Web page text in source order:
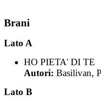
Brani
Lato A
HO PIETA' DI TE
Autori: Basilivan,
Lato B